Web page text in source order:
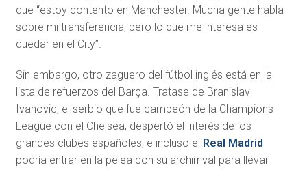
que “estoy contento en Manchester. Mucha gente habla
sobre mi transferencia, pero lo que me interesa es
quedar en el City”.
Sin embargo, otro zaguero del fútbol inglés está en la
lista de refuerzos del Barça. Tratase de Branislav
Ivanovic, el serbio que fue campeón de la Champions
League con el Chelsea, despertó el interés de los
grandes clubes españoles, e incluso el Real Madrid
podría entrar en la pelea con su archirrival para llevar